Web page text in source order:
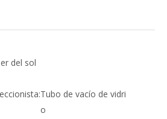
del sol
Tubo de vacío de vidri
o